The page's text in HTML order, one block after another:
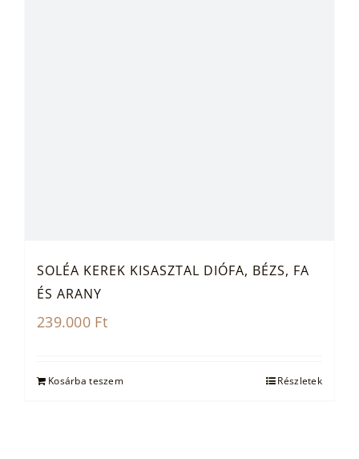
SOLÉA KEREK KISASZTAL DIÓFA, BÉZS, FA
ÉS ARANY
239.000 Ft
Kosárba teszem Részletek